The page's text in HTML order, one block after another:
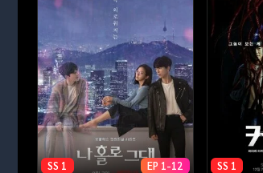
SS 1 EP 1-12 SS 1